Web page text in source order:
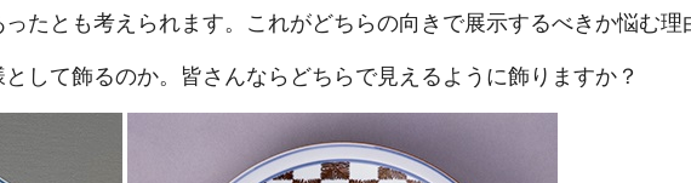
たとも考えられます。これがどちらの向きで展示するべきか悩む理
して飾るのか。皆さんならどちらで見えるように飾りますか？